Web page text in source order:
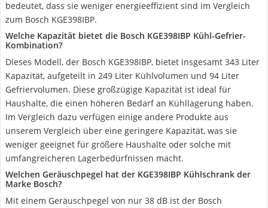
bedeutet, dass sie weniger energieeffizient sind im Vergleich
zum Bosch KGE398IBP.
Welche Kapazität bietet die Bosch KGE398IBP Kühl-Gefrier-
Kombination?
Dieses Modell, der Bosch KGE398IBP, bietet insgesamt 343 Liter
Kapazität, aufgeteilt in 249 Liter Kühlvolumen und 94 Liter
Gefriervolumen. Diese großzügige Kapazität ist ideal für
Haushalte, die einen höheren Bedarf an Kühllagerung haben.
Im Vergleich dazu verfügen einige andere Produkte aus
unserem Vergleich über eine geringere Kapazität, was sie
weniger geeignet für größere Haushalte oder solche mit
umfangreicheren Lagerbedürfnissen macht.
Welchen Geräuschpegel hat der KGE398IBP Kühlschrank der
Marke Bosch?
Mit einem Geräuschpegel von nur 38 dB ist der Bosch